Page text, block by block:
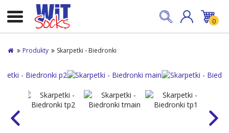
0
Produkty Skarpetki - Biedronki